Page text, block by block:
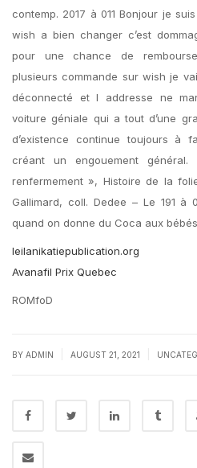
contemp. 2017 à 011 Bonjour je
wish a bien changer c’est
pour une chance de
plusieurs commande sur wish je
déconnecté et l addresse ne
voiture géniale qui a tout d’une
d’existence continue toujours à
créant un engouement général.
renfermement », Histoire de la
Gallimard, coll. Dedee – Le 191 à
quand on donne du Coca aux
leilanikatiepublication.org
Avanafil Prix Quebec
ROMfoD
BY ADMIN AUGUST 21, 2021